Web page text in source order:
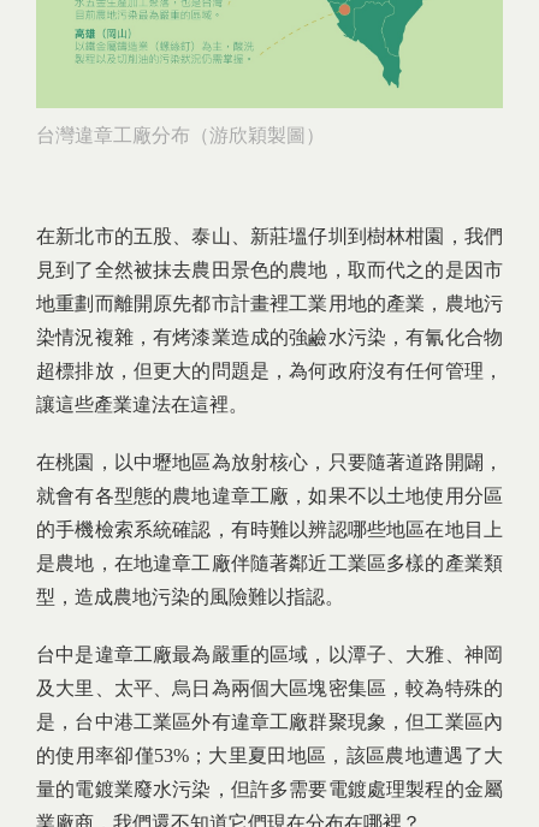
台灣違章工廠分布（游欣穎製圖）
在新北市的五股、泰山、新莊塭仔圳到樹林柑園，我們
見到了全然被抹去農田景色的農地，取而代之的是因市
地重劃而離開原先都市計畫裡工業用地的產業，農地污
染情況複雜，有烤漆業造成的強鹼水污染，有氰化合物
超標排放，但更大的問題是，為何政府沒有任何管理，
讓這些產業違法在這裡。
在桃園，以中壢地區為放射核心，只要隨著道路開闢，
就會有各型態的農地違章工廠，如果不以土地使用分區
的手機檢索系統確認，有時難以辨認哪些地區在地目上
是農地，在地違章工廠伴隨著鄰近工業區多樣的產業類
型，造成農地污染的風險難以指認。
台中是違章工廠最為嚴重的區域，以潭子、大雅、神岡
及大里、太平、烏日為兩個大區塊密集區，較為特殊的
是，台中港工業區外有違章工廠群聚現象，但工業區內
的使用率卻僅53%；大里夏田地區，該區農地遭遇了大
量的電鍍業廢水污染，但許多需要電鍍處理製程的金屬
業廠商，我們還不知道它們現在分布在哪裡？